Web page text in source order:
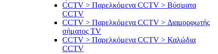
CCTV > Παρελκόμενα CCTV > Βύσματα
CCTV
CCTV > Παρελκόμενα CCTV > Διαμορφωτής
σήματος TV
CCTV > Παρελκόμενα CCTV > Καλώδια
CCTV